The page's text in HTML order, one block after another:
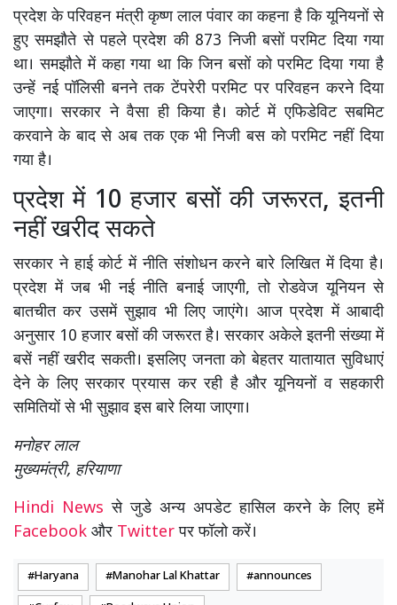
प्रदेश के परिवहन मंत्री कृष्ण लाल पंवार का कहना है कि यूनियनों से
हुए समझौते से पहले प्रदेश की 873 निजी बसों परमिट दिया गया
था। समझौते में कहा गया था कि जिन बसों को परमिट दिया गया है
उन्हें नई पॉलिसी बनने तक टेंपरेरी परमिट पर परिवहन करने दिया
जाएगा। सरकार ने वैसा ही किया है। कोर्ट में एफिडेविट सबमिट
करवाने के बाद से अब तक एक भी निजी बस को परमिट नहीं दिया
गया है।
प्रदेश में 10 हजार बसों की जरूरत, इतनी
नहीं खरीद सकते
सरकार ने हाई कोर्ट में नीति संशोधन करने बारे लिखित में दिया है।
प्रदेश में जब भी नई नीति बनाई जाएगी, तो रोडवेज यूनियन से
बातचीत कर उसमें सुझाव भी लिए जाएंगे। आज प्रदेश में आबादी
अनुसार 10 हजार बसों की जरूरत है। सरकार अकेले इतनी संख्या में
बसें नहीं खरीद सकती। इसलिए जनता को बेहतर यातायात सुविधाएं
देने के लिए सरकार प्रयास कर रही है और यूनियनों व सहकारी
समितियों से भी सुझाव इस बारे लिया जाएगा।
मनोहर लाल
मुख्यमंत्री, हरियाणा
Hindi Newsसे जुडे अन्य अपडेट हासिल करने के लिए हमें
Facebook और Twitterपर फॉलो करें।
Haryana Manohar Lal Khattar announces